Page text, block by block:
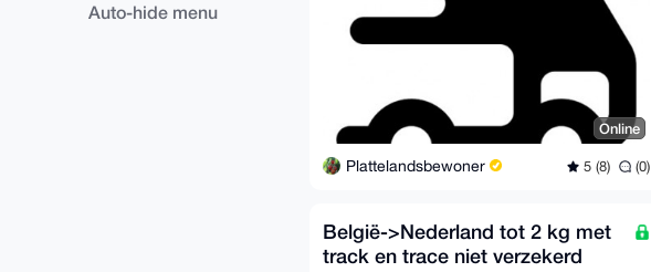
Auto-hide menu
Online
Plattelandsbewoner 5 (8) (0)
België->Nederland tot 2 kg met
track en trace niet verzekerd